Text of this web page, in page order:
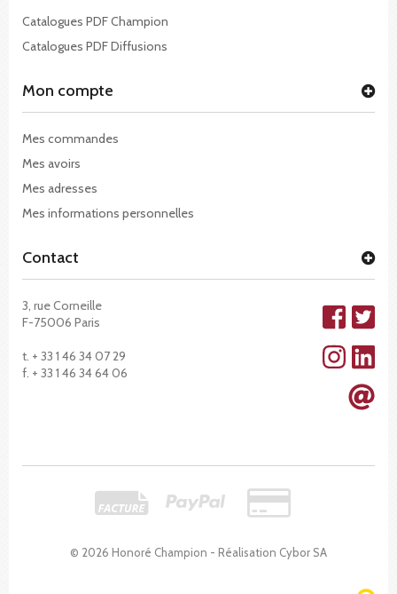
© 2026 Honoré Champion - Réalisation Cybor SA
Catalogues PDF Champion
Catalogues PDF Diffusions
Mon compte
Mes commandes
Mes avoirs
Mes adresses
Mes informations personnelles
Contact
3, rue Corneille
F-75006 Paris
t. + 33 1 46 34 07 29
f. + 33 1 46 34 64 06